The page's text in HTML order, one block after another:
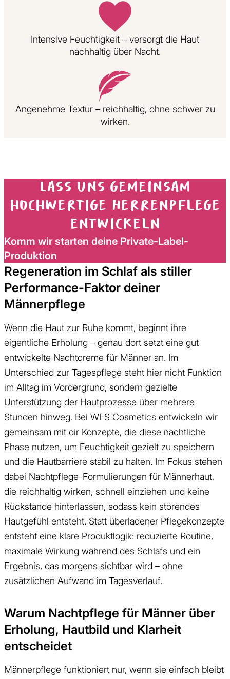
Intensive Feuchtigkeit – versorgt die Haut
nachhaltig über Nacht.
Angenehme Textur – reichhaltig, ohne schwer zu
wirken.
Lass uns gemeinsam
hochwertige Herrenpflege
entwickeln
Komm wir starten deine Private-Label-
Produktion
Regeneration im Schlaf als stiller
Performance-Faktor deiner
Männerpflege
Wenn die Haut zur Ruhe kommt, beginnt ihre
eigentliche Erholung – genau dort setzt eine gut
entwickelte Nachtcreme für Männer an. Im
Unterschied zur Tagespflege steht hier nicht Funktion
im Alltag im Vordergrund, sondern gezielte
Unterstützung der Hautprozesse über mehrere
Stunden hinweg. Bei WFS Cosmetics entwickeln wir
gemeinsam mit dir Konzepte, die diese nächtliche
Phase nutzen, um Feuchtigkeit gezielt zu speichern
und die Hautbarriere stabil zu halten. Im Fokus stehen
dabei Nachtpflege-Formulierungen für Männerhaut,
die reichhaltig wirken, schnell einziehen und keine
Rückstände hinterlassen, sodass kein störendes
Hautgefühl entsteht. Statt überladener Pflegekonzepte
entsteht eine klare Produktlogik: reduzierte Routine,
maximale Wirkung während des Schlafs und ein
Ergebnis, das morgens sichtbar wird – ohne
zusätzlichen Aufwand im Tagesverlauf.
Warum Nachtpflege für Männer über
Erholung, Hautbild und Klarheit
entscheidet
Männerpflege funktioniert nur, wenn sie einfach bleibt